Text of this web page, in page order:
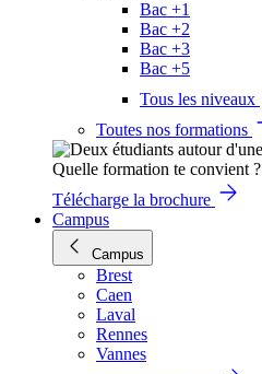
Bac +1
Bac +2
Bac +3
Bac +5
Tous les niveaux
Toutes nos formations
Quelle formation te convient ?
Télécharge la brochure
Campus
Campus
Brest
Caen
Laval
Rennes
Vannes